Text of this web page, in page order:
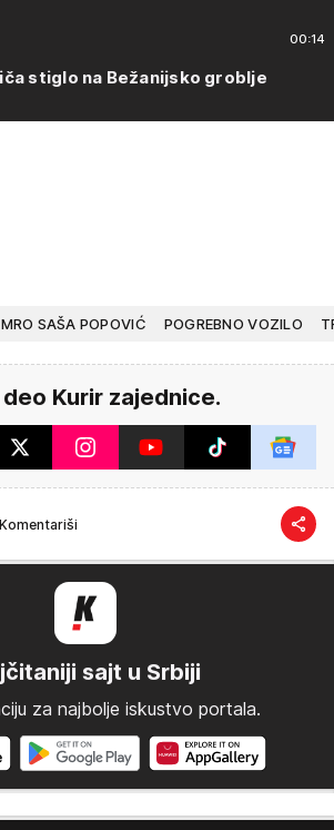
00:14
stiglo na Bežanijsko groblje
SAŠA POPOVIĆ POGREBNO VOZILO
deo Kurir zajednice.
Komentariši
sajt u Srbiji
za najbolje iskustvo portala.